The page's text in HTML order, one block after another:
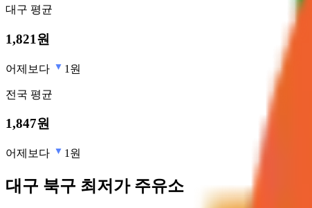
대구 평균
1,821원
어제보다 1원
전국 평균
1,847원
어제보다 1원
대구 북구 최저가 주유소